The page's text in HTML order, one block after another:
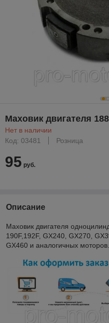
Маховик двигателя
Нет в наличии
Код: 03481
Розница
95 руб.
Описание
Маховик двигателя
190F,192F, GX240, GX270,
GX460 и аналогичных моторов.